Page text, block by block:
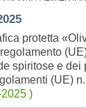
protetta
spiritose e
(UE)
)